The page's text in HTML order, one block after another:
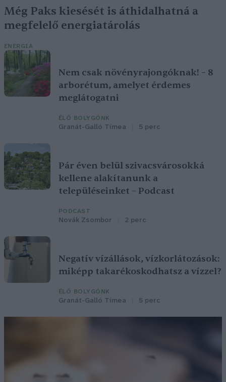
Még Paks kiesését is áthidalhatná a
megfelelő energiatárolás
ENERGIA
Nem csak növényrajongóknak! – 8
arborétum, amelyet érdemes
meglátogatni
ÉLŐ BOLYGÓNK
Granát-Galló Tímea 5 perc
Pár éven belül szivacsvárosokká
kellene alakítanunk a
településeinket – Podcast
PODCAST
Novák Zsombor 2 perc
Negatív vízállások, vízkorlátozások:
miképp takarékoskodhatsz a vízzel?
ÉLŐ BOLYGÓNK
Granát-Galló Tímea 5 perc